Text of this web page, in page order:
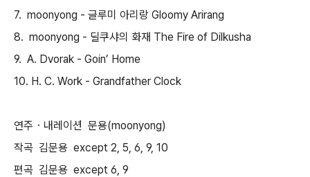
7. moonyong - 글루미 아리랑 Gloomy Arirang
8. moonyong - 딜쿠샤의 화재 The Fire of Dilkusha
9. A. Dvorak - Goin’ Home
10. H. C. Work - Grandfather Clock
연주・내레이션 문용(moonyong)
작곡 김문용 except 2, 5, 6, 9, 10
편곡 김문용 except 6, 9